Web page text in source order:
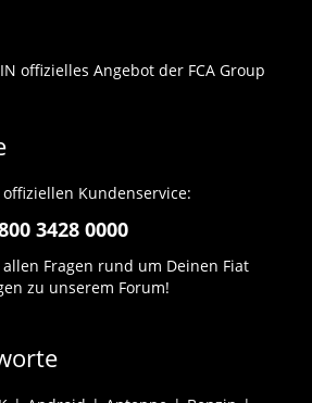
offizielles Angebot der FCA Group
Kundenservice:
3428 0000
Fragen rund um Deinen Fiat
zu unserem Forum!